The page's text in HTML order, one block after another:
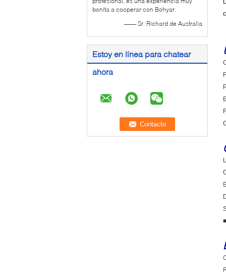
bonita a cooperar con Bohyar.
—— Sr. Richard de Australia
Estoy en línea para chatear
ahora
■